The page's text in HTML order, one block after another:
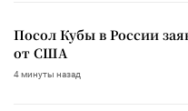
Посол Кубы в России
от США
4 минуты назад